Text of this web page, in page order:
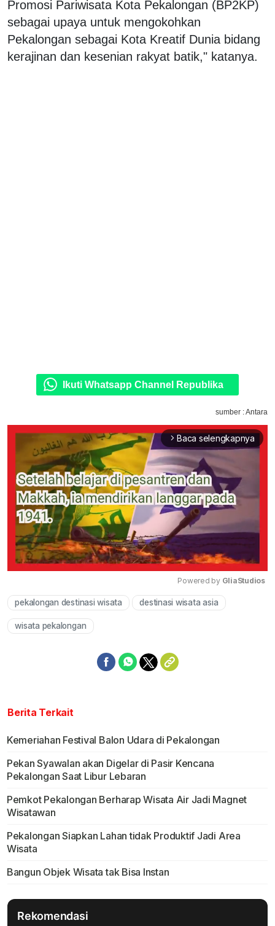
Promosi Pariwisata Kota Pekalongan (BP2KP)
sebagai upaya untuk mengokohkan
Pekalongan sebagai Kota Kreatif Dunia bidang
kerajinan dan kesenian rakyat batik," katanya.
Ikuti Whatsapp Channel Republika
sumber : Antara
arrow_forward_ios Baca selengkapnya
Mute
Powered by GliaStudios
pekalongan destinasi wisata destinasi wisata asia
wisata pekalongan
Berita Terkait
Kemeriahan Festival Balon Udara di Pekalongan
Pekan Syawalan akan Digelar di Pasir Kencana
Pekalongan Saat Libur Lebaran
Pemkot Pekalongan Berharap Wisata Air Jadi Magnet
Wisatawan
Pekalongan Siapkan Lahan tidak Produktif Jadi Area
Wisata
Bangun Objek Wisata tak Bisa Instan
Rekomendasi